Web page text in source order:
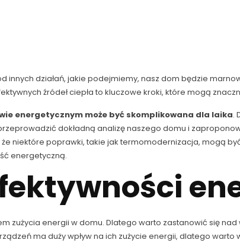
innych działań, jakie podejmiemy, nasz dom będzie
źródeł ciepła to kluczowe kroki, które mogą
energetycznym może być skomplikowana dla laika.
dokładną analizę naszego domu i
niektóre poprawki, takie jak termomodernizacja, mogą
energetyczną.
zużycia energii w domu. Dlatego warto zastanowić się
ma duży wpływ na ich zużycie energii, dlatego warto